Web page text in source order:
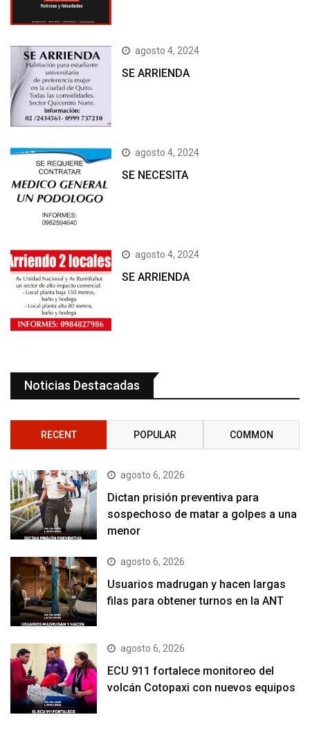
agosto 4, 2024
SE ARRIENDA
agosto 4, 2024
SE NECESITA
agosto 4, 2024
SE ARRIENDA
Noticias Destacadas
RECENT POPULAR COMMON
agosto 6, 2026
Dictan prisión preventiva para
sospechoso de matar a golpes a una
menor
agosto 6, 2026
Usuarios madrugan y hacen largas
filas para obtener turnos en la ANT
agosto 6, 2026
ECU 911 fortalece monitoreo del
volcán Cotopaxi con nuevos equipos